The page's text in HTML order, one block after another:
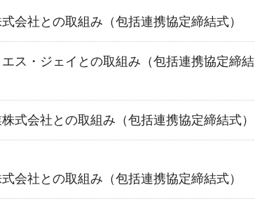
会社との取組み（包括連携協定締結式）
ス・ジェイとの取組み（包括連携協定締結
式会社との取組み（包括連携協定締結式）
会社との取組み（包括連携協定締結式）